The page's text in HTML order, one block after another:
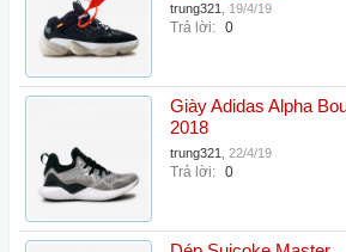
trung321 19/4/19
Trả lời: 0
Giày Adidas Alpha
2018
trung321 22/4/19
Trả lời: 0